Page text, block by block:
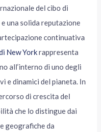
del cibo di
una solida reputazione
continuativa
New Yorkrappresenta
all’interno di uno degli
e dinamici del pianeta. In
di crescita del
che lo distingue dai
geografiche da